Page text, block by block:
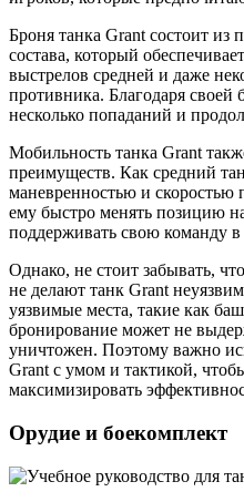
Броня танка Grant состоит из
состава, который
выстрелов средней и даже
противника. Благодаря
несколько попаданий и
Мобильность танка Grant
преимуществ. Как средний
маневренностью и скоростью
ему быстро менять позицию
поддерживать свою команду
Однако, не стоит забывать,
не делают танк Grant
уязвимые места, такие как
бронирование может не
уничтожен. Поэтому важно
Grant с умом и тактикой,
максимизировать
Орудие и боекомплект